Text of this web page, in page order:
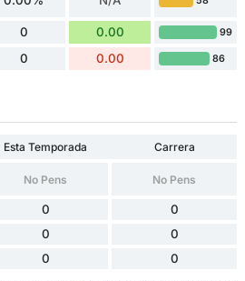
0 0.00 99
0 0.00 86
Esta Temporada
Carrera
No Pens No Pens
0 0
0 0
0 0